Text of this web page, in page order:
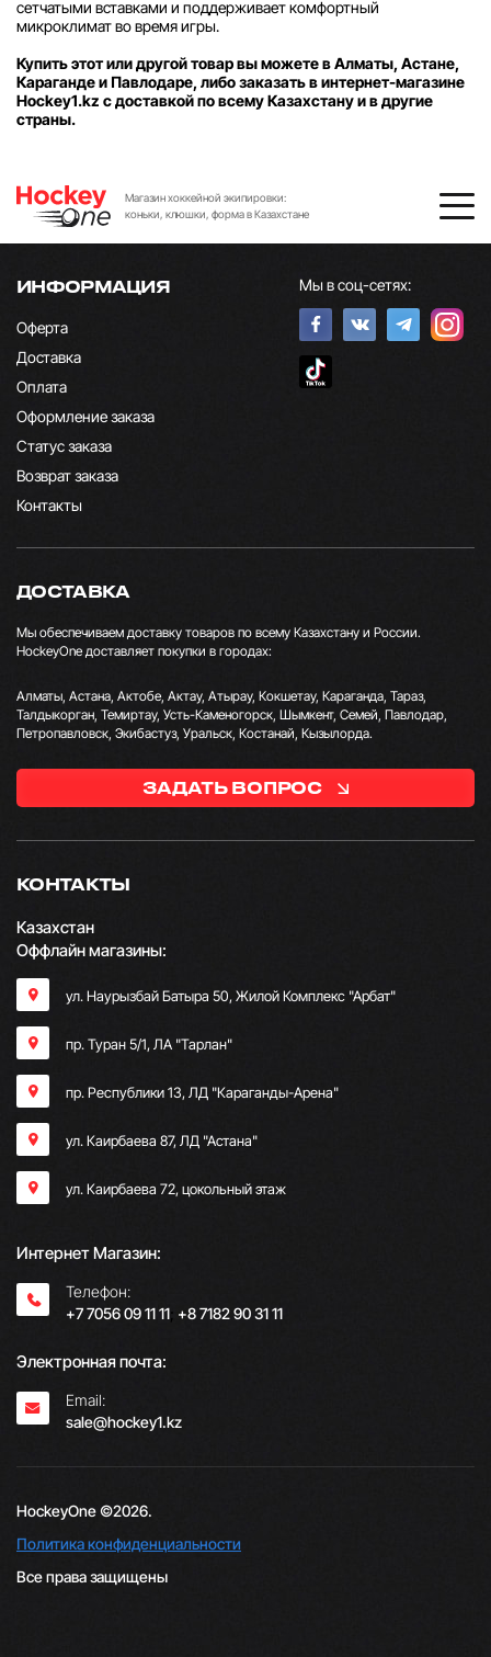
сетчатыми вставками и поддерживает комфортный
микроклимат во время игры.
Купить этот или другой товар вы можете в Алматы, Астане,
Караганде и Павлодаре, либо заказать в интернет-магазине
Hockey1.kz с доставкой по всему Казахстану и в другие
страны.
Магазин хоккейной экипировки:
коньки, клюшки, форма в Казахстане
ИНФОРМАЦИЯ
Оферта
Доставка
Оплата
Оформление заказа
Статус заказа
Возврат заказа
Контакты
Мы в соц-сетях:
КОНТАКТЫ
Казахстан
Оффлайн магазины:
ул. Наурызбай Батыра 50, Жилой Комплекс "Арбат"
пр. Туран 5/1, ЛА "Тарлан"
пр. Республики 13, ​ЛД "Караганды-Арена"
ул. Каирбаева 87, ЛД "Астана"
ул. Каирбаева 72, цокольный этаж
Интернет Магазин:
Телефон:
+7 7056 09 11 11; +8 7182 90 31 11
Электронная почта:
Email:
sale@hockey1.kz
ДОСТАВКА
Мы обеспечиваем доставку товаров по всему Казахстану и России.
HockeyOne доставляет покупки в городах:
Алматы, Астана, Актобе, Актау, Атырау, Кокшетау, Караганда, Тараз,
Талдыкорган, Темиртау, Усть-Каменогорск, Шымкент, Семей, Павлодар,
Петропавловск, Экибастуз, Уральск, Костанай, Кызылорда.
ЗАДАТЬ ВОПРОС
HockeyOne ©2026.
Политика конфиденциальности
Все права защищены